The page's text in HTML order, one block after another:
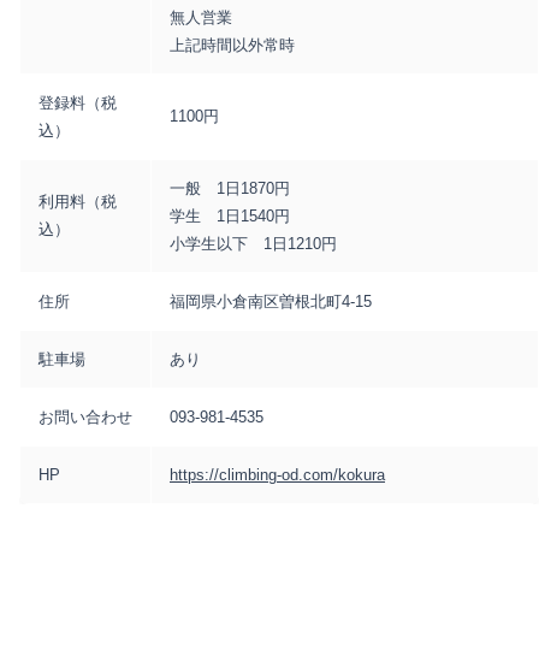
無人営業
上記時間以外常時
登録料（税
込）
1100円
利用料（税
込）
一般 1日1870円
学生 1日1540円
小学生以下 1日1210円
住所 福岡県小倉南区曽根北町4-15
駐車場 あり
お問い合わせ 093-981-4535
HP https://climbing-od.com/kokura